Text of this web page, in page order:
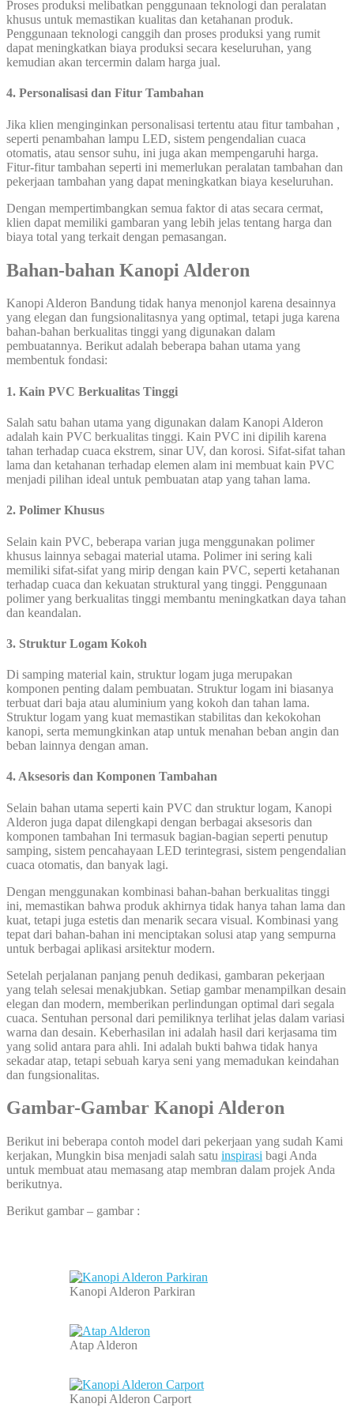
Proses produksi melibatkan penggunaan teknologi dan peralatan
khusus untuk memastikan kualitas dan ketahanan produk.
Penggunaan teknologi canggih dan proses produksi yang rumit
dapat meningkatkan biaya produksi secara keseluruhan, yang
kemudian akan tercermin dalam harga jual.
4. Personalisasi dan Fitur Tambahan
Jika klien menginginkan personalisasi tertentu atau fitur tambahan ,
seperti penambahan lampu LED, sistem pengendalian cuaca
otomatis, atau sensor suhu, ini juga akan mempengaruhi harga.
Fitur-fitur tambahan seperti ini memerlukan peralatan tambahan dan
pekerjaan tambahan yang dapat meningkatkan biaya keseluruhan.
Dengan mempertimbangkan semua faktor di atas secara cermat,
klien dapat memiliki gambaran yang lebih jelas tentang harga dan
biaya total yang terkait dengan pemasangan.
Bahan-bahan Kanopi Alderon
Kanopi Alderon Bandung tidak hanya menonjol karena desainnya
yang elegan dan fungsionalitasnya yang optimal, tetapi juga karena
bahan-bahan berkualitas tinggi yang digunakan dalam
pembuatannya. Berikut adalah beberapa bahan utama yang
membentuk fondasi:
1. Kain PVC Berkualitas Tinggi
Salah satu bahan utama yang digunakan dalam Kanopi Alderon
adalah kain PVC berkualitas tinggi. Kain PVC ini dipilih karena
tahan terhadap cuaca ekstrem, sinar UV, dan korosi. Sifat-sifat tahan
lama dan ketahanan terhadap elemen alam ini membuat kain PVC
menjadi pilihan ideal untuk pembuatan atap yang tahan lama.
2. Polimer Khusus
Selain kain PVC, beberapa varian juga menggunakan polimer
khusus lainnya sebagai material utama. Polimer ini sering kali
memiliki sifat-sifat yang mirip dengan kain PVC, seperti ketahanan
terhadap cuaca dan kekuatan struktural yang tinggi. Penggunaan
polimer yang berkualitas tinggi membantu meningkatkan daya tahan
dan keandalan.
3. Struktur Logam Kokoh
Di samping material kain, struktur logam juga merupakan
komponen penting dalam pembuatan. Struktur logam ini biasanya
terbuat dari baja atau aluminium yang kokoh dan tahan lama.
Struktur logam yang kuat memastikan stabilitas dan kekokohan
kanopi, serta memungkinkan atap untuk menahan beban angin dan
beban lainnya dengan aman.
4. Aksesoris dan Komponen Tambahan
Selain bahan utama seperti kain PVC dan struktur logam, Kanopi
Alderon juga dapat dilengkapi dengan berbagai aksesoris dan
komponen tambahan Ini termasuk bagian-bagian seperti penutup
samping, sistem pencahayaan LED terintegrasi, sistem pengendalian
cuaca otomatis, dan banyak lagi.
Dengan menggunakan kombinasi bahan-bahan berkualitas tinggi
ini, memastikan bahwa produk akhirnya tidak hanya tahan lama dan
kuat, tetapi juga estetis dan menarik secara visual. Kombinasi yang
tepat dari bahan-bahan ini menciptakan solusi atap yang sempurna
untuk berbagai aplikasi arsitektur modern.
Setelah perjalanan panjang penuh dedikasi, gambaran pekerjaan
yang telah selesai menakjubkan. Setiap gambar menampilkan desain
elegan dan modern, memberikan perlindungan optimal dari segala
cuaca. Sentuhan personal dari pemiliknya terlihat jelas dalam variasi
warna dan desain. Keberhasilan ini adalah hasil dari kerjasama tim
yang solid antara para ahli. Ini adalah bukti bahwa tidak hanya
sekadar atap, tetapi sebuah karya seni yang memadukan keindahan
dan fungsionalitas.
Gambar-Gambar Kanopi Alderon
Berikut ini beberapa contoh model dari pekerjaan yang sudah Kami
kerjakan, Mungkin bisa menjadi salah satu inspirasi bagi Anda
untuk membuat atau memasang atap membran dalam projek Anda
berikutnya.
Berikut gambar – gambar :
Kanopi Alderon Parkiran
Atap Alderon
Kanopi Alderon Carport